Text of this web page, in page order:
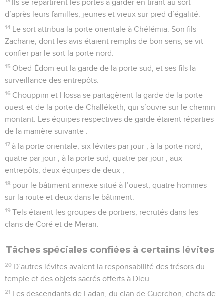
Ils se répartirent les portes à garder en tirant au sort
d’après leurs familles, jeunes et vieux sur pied d’égalité.
14 Le sort attribua la porte orientale à Chélémia. Son fils
Zacharie, dont les avis étaient remplis de bon sens, se vit
confier par le sort la porte nord.
15 Obed-Édom eut la garde de la porte sud, et ses fils la
surveillance des entrepôts.
16 Chouppim et Hossa se partagèrent la garde de la porte
ouest et de la porte de Challéketh, qui s’ouvre sur le chemin
montant. Les équipes respectives de garde étaient réparties
de la manière suivante :
17 à la porte orientale, six lévites par jour ; à la porte nord,
quatre par jour ; à la porte sud, quatre par jour ; aux
entrepôts, deux équipes de deux ;
18 pour le bâtiment annexe situé à l’ouest, quatre hommes
sur la route et deux dans le bâtiment.
19 Tels étaient les groupes de portiers, recrutés dans les
clans de Coré et de Merari.
Tâches spéciales confiées à certains lévites
20 D’autres lévites avaient la responsabilité des trésors du
temple et des objets sacrés offerts à Dieu.
21 Les descendants de Ladan, du clan de Guerchon, chefs de